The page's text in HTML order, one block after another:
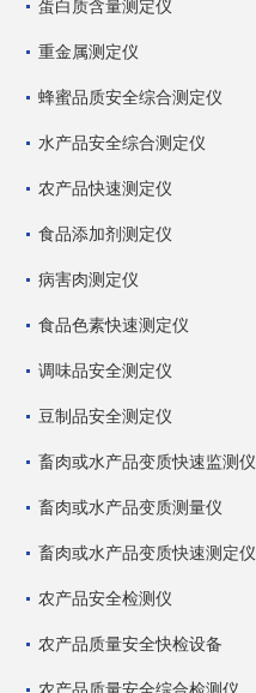
蛋白质含量测定仪
重金属测定仪
蜂蜜品质安全综合测定仪
水产品安全综合测定仪
农产品快速测定仪
食品添加剂测定仪
病害肉测定仪
食品色素快速测定仪
调味品安全测定仪
豆制品安全测定仪
畜肉或水产品变质快速监测仪
畜肉或水产品变质测量仪
畜肉或水产品变质快速测定仪
农产品安全检测仪
农产品质量安全快检设备